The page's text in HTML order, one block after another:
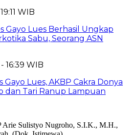
WIB
Gayo Lues Berhasil Ungkap
Sabu, Seorang ASN
16:39 WIB
Gayo Lues, AKBP Cakra Donya
dan Tari Ranup Lampuan